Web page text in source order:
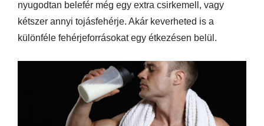
nyugodtan belefér még egy extra csirkemell, vagy
kétszer annyi tojásfehérje. Akár keverheted is a
különféle fehérjeforrásokat egy étkezésen belül.